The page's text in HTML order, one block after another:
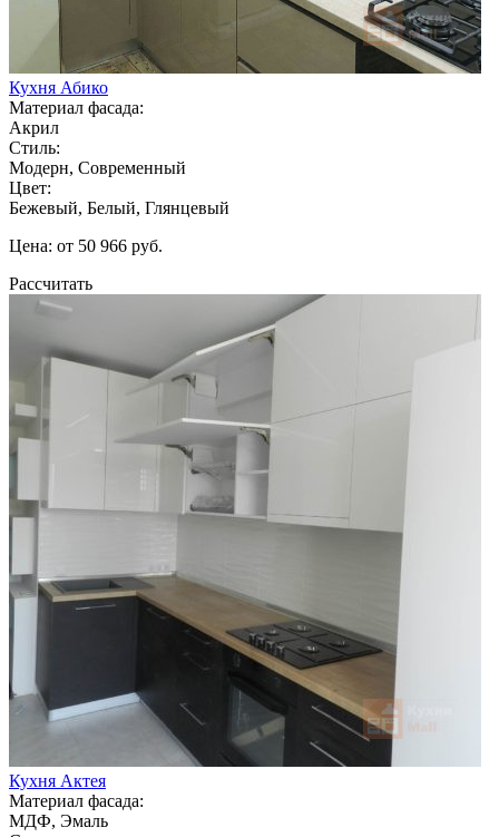
Кухня Абико
Материал фасада:
Акрил
Стиль:
Модерн, Современный
Цвет:
Бежевый, Белый, Глянцевый
Цена: от 50 966 руб.
Рассчитать
Кухня Актея
Материал фасада:
МДФ, Эмаль